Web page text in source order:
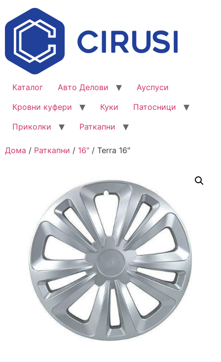
Каталог Авто Делови
Ауспуси
Кровни куфери
Куки
Патосници
Приколки
Раткапни
Дома / Раткапни / 16" / Terra 16″